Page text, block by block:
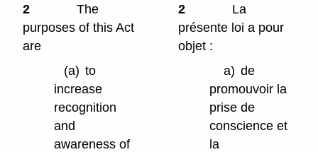
2
The
purposes of this Act
are
(a) to
increase
recognition
and
awareness of
2
La
présente loi a pour
objet :
a) de
promouvoir la
prise de
conscience et
la